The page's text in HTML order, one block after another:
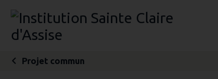
navigation
Projet commun